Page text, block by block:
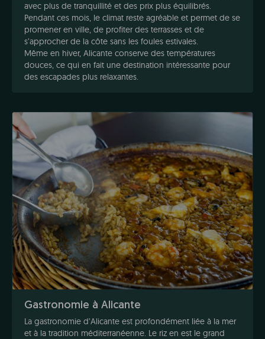
avec plus de tranquillité et des prix plus équilibrés.
Pendant ces mois, le climat reste agréable et permet de se
promener en ville, de profiter des terrasses et de
s’approcher de la côte sans les foules estivales.
Même en hiver, Alicante conserve des températures
douces, ce qui en fait une destination intéressante pour
des escapades plus relaxantes.
Gastronomie à Alicante
La gastronomie d’Alicante est profondément liée à la mer
et à la tradition méditerranéenne. Le riz en est le grand